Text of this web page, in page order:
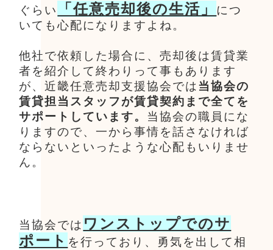
ぐらい
「任意売却後の生活」
につ
いても心配になりますよね。
他社で依頼した場合に、売却後は賃貸業
者を紹介して終わりって事もあります
が、近畿任意売却支援協会では当協会の
賃貸担当スタッフが賃貸契約まで全てを
サポートしています。 当協会の職員にな
りますので、一から事情を話さなければ
ならないといったような心配もいりませ
ん。
当協会では ワンストップでのサ
ポート を行っており、勇気を出して相